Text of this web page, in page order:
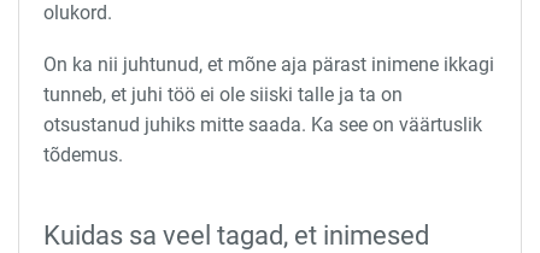
olukord.
On ka nii juhtunud, et mõne aja pärast inimene ikkagi
tunneb, et juhi töö ei ole siiski talle ja ta on
otsustanud juhiks mitte saada. Ka see on väärtuslik
tõdemus.
Kuidas sa veel tagad, et inimesed